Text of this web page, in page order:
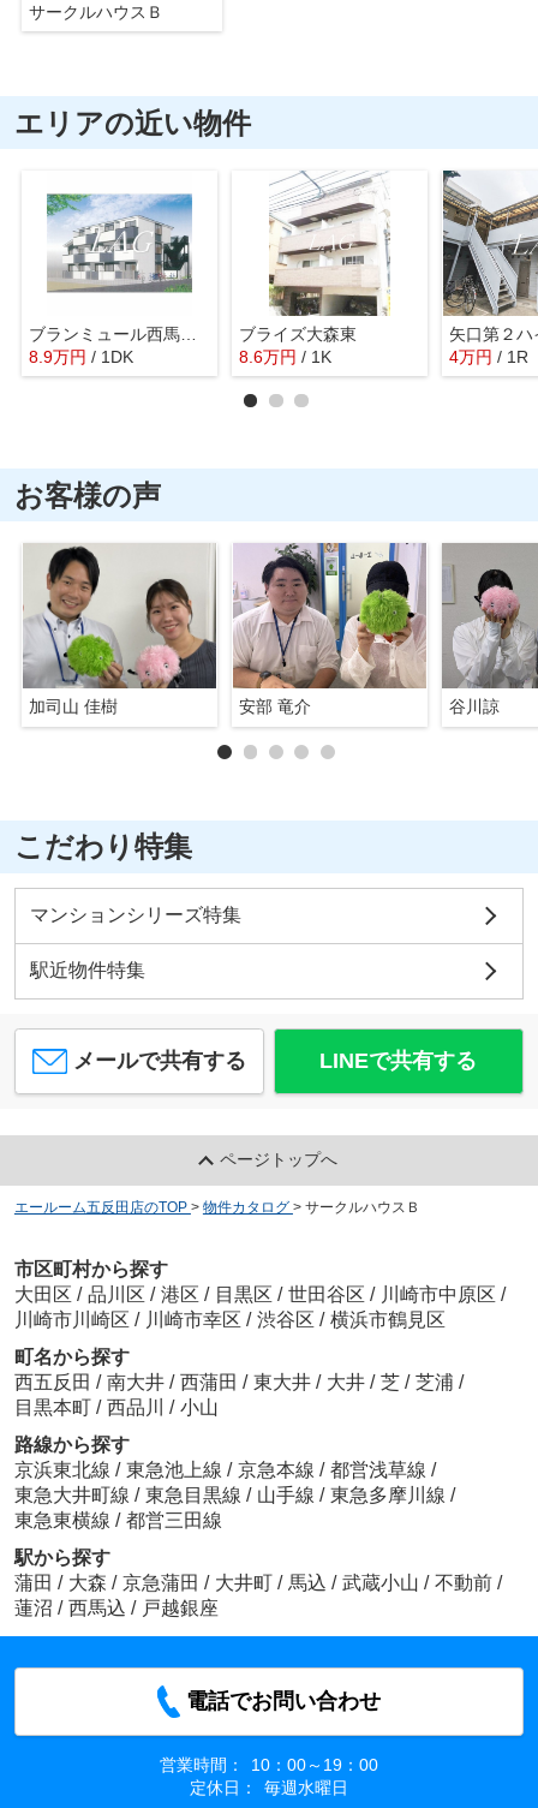
サークルハウスＢ
エリアの近い物件
ブランミュール西馬込Ⅱ
8.9万円 / 1DK
ブライズ大森東
8.6万円 / 1K
矢口第２ハ
4万円 / 1R
お客様の声
加司山 佳樹 安部 竜介 谷川諒
こだわり特集
マンションシリーズ特集
駅近物件特集
メールで共有する LINEで共有する
ページトップへ
エールーム五反田店のTOP > 物件カタログ > サークルハウスＢ
市区町村から探す
大田区 / 品川区 / 港区 / 目黒区 / 世田谷区 / 川崎市中原区 /
川崎市川崎区 / 川崎市幸区 / 渋谷区 / 横浜市鶴見区
町名から探す
西五反田 / 南大井 / 西蒲田 / 東大井 / 大井 / 芝 / 芝浦 /
目黒本町 / 西品川 / 小山
路線から探す
京浜東北線 / 東急池上線 / 京急本線 / 都営浅草線 /
東急大井町線 / 東急目黒線 / 山手線 / 東急多摩川線 /
東急東横線 / 都営三田線
駅から探す
蒲田 / 大森 / 京急蒲田 / 大井町 / 馬込 / 武蔵小山 / 不動前 /
蓮沼 / 西馬込 / 戸越銀座
電話でお問い合わせ
営業時間：
10：00～19：00
定休日：
毎週水曜日